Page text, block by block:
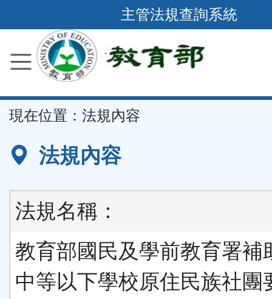
到
要
容
區
主管法規查詢系統
現在位置： 法規內容
法規內容
法規名稱：
教育部國民及學前教育署補
中等以下學校原住民族社團